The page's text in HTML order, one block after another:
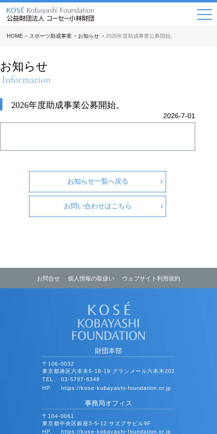
HOME > スポーツ助成事業 > お知らせ > 2026年度助成事業公募開始。
お知らせ
Information
2026年度助成事業公募開始。
2026-7-01
お知らせ一覧へ戻る
お問い合わせはこちら
お問合せ 個人情報の取扱い ウェブサイト利用規約
財団本部
〒106-0032
東京都港区六本木5-18-19 グランメール六本木202
TEL.
03-5797-8348
HP.
https://kose-kobayashi-foundation.or.jp
事務局オフィス
〒104-0061
東京都中央区銀座3-5-12 サヱグサビル9F
HP.
https://kose-kobayashi-foundation.or.jp